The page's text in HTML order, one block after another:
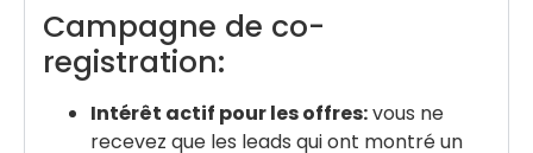
Campagne de co-
registration:
Intérêt actif pour les offres:vous ne
recevez que les leads qui ont montré un